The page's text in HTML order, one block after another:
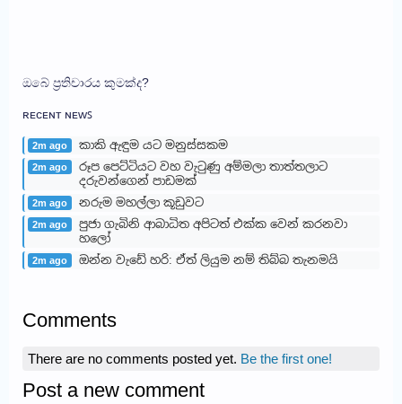
ඔබේ ප්‍රතිචාරය කුමක්ද?
ʀᴇᴄᴇɴᴛ ɴᴇᴡꜱ
2m ago කාකි ඇඳුම යට මනුස්සකම
2m ago
රූප පෙට්ටියට වහ වැටුණු අම්මලා තාත්තලාට
දරුවන්ගෙන් පාඩමක්
2m ago නරුම මහල්ලා කූඩුවට
2m ago
පුජා ගැබිනි ආබාධිත අපිටත් එක්ක වෙන් කරනවා
හලෝ
2m ago ඔන්න වැඩේ හරි: ඒත් ලියුම නම් තිබ්බ තැනමයි
Comments
There are no comments posted yet. Be the first one!
Post a new comment